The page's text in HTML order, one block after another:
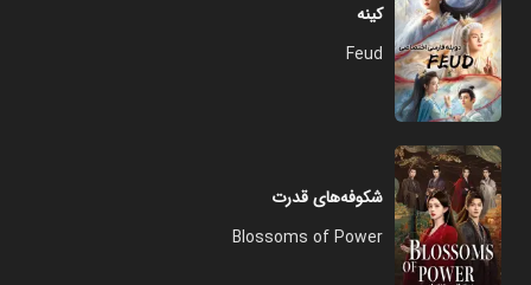
کینه
Feud
شکوفه‌های قدرت
Blossoms of Power